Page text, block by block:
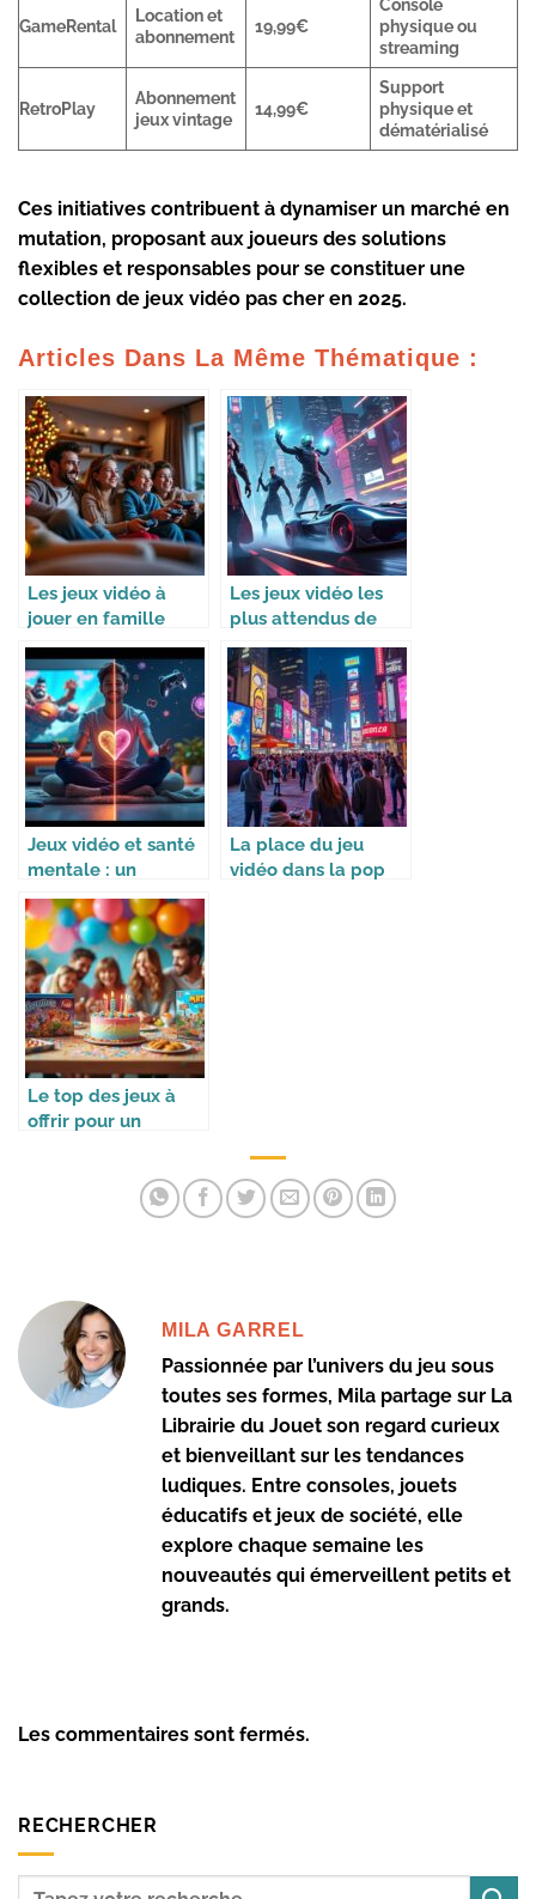
GameRental
Location et
abonnement
19,99€
physique ou
streaming
RetroPlay
Abonnement
jeux vintage
14,99€
Support
physique et
dématérialisé
Ces initiatives contribuent à dynamiser un marché en
mutation, proposant aux joueurs des solutions
flexibles et responsables pour se constituer une
collection de jeux vidéo pas cher en 2025.
Articles Dans La Même Thématique :
Les jeux vidéo à
jouer en famille
pendant les
vacances
Les jeux vidéo les
plus attendus de
2026
Jeux vidéo et santé
mentale : un
équilibre à trouver
La place du jeu
vidéo dans la pop
Le top des jeux à
offrir pour un
MILA GARREL
Passionnée par l’univers du jeu sous
toutes ses formes, Mila partage sur La
Librairie du Jouet son regard curieux
et bienveillant sur les tendances
ludiques. Entre consoles, jouets
éducatifs et jeux de société, elle
explore chaque semaine les
nouveautés qui émerveillent petits et
grands.
Les commentaires sont fermés.
RECHERCHER